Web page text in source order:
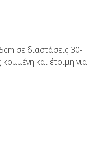
σε διαστάσεις 30-
και έτοιμη για